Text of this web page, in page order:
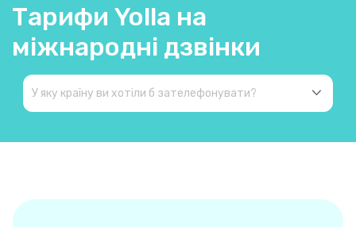
Тарифи Yolla на
міжнародні дзвінки